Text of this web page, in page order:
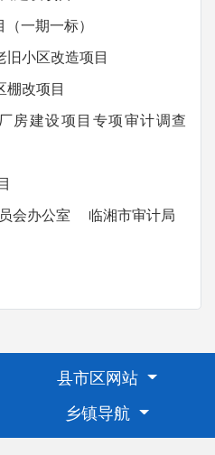
一期一标）
小区改造项目
改项目
建设项目专项审计调查
会办公室 临湘市审计局
县市区网站
乡镇导航